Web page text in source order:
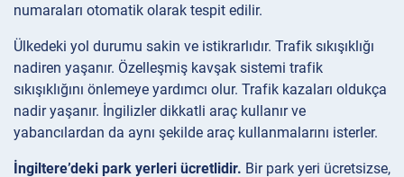
numaraları otomatik olarak tespit edilir.
Ülkedeki yol durumu sakin ve istikrarlıdır. Trafik sıkışıklığı
nadiren yaşanır. Özelleşmiş kavşak sistemi trafik
sıkışıklığını önlemeye yardımcı olur. Trafik kazaları oldukça
nadir yaşanır. İngilizler dikkatli araç kullanır ve
yabancılardan da aynı şekilde araç kullanmalarını isterler.
İngiltere’deki park yerleri ücretlidir. Bir park yeri ücretsizse,